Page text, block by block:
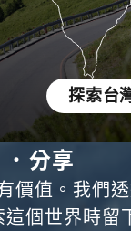
探索台
分享
價值。我們
個世界時留